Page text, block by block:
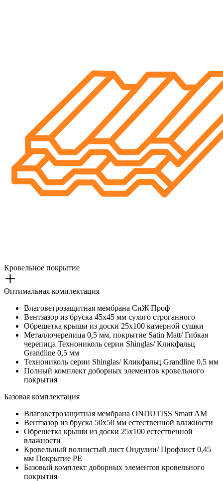
Кровельное покрытие
Оптимальная комплектация
Влаговетрозащитная мембрана СиЖ Проф
Вентзазор из бруска 45х45 мм сухого строганного
Обрешетка крыши из доски 25х100 камерной сушки
Металлочерепица 0,5 мм, покрытие Satin Matt/ Гибкая
черепица Технониколь серии Shinglas/ Кликфальц
Grandline 0,5 мм
Технониколь серии Shinglas/ Кликфальц Grandline 0,5 мм
Полный комплект доборных элементов кровельного
покрытия
Базовая комплектация
Влаговетрозащитная мембрана ONDUTISS Smart AM
Вентзазор из бруска 50х50 мм естественной влажности
Обрешетка крыши из доски 25х100 естественной
влажности
Кровельный волнистый лист Ондулин/ Профлист 0,45
мм Покрытие PE
Базовый комплект доборных элементов кровельного
покрытия